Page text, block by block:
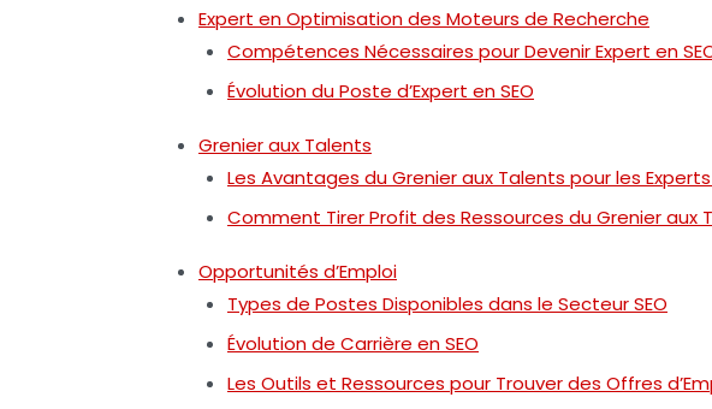
Expert en Optimisation des Moteurs de Recherche
Compétences Nécessaires pour Devenir Expert en
Évolution du Poste d’Expert en SEO
Grenier aux Talents
Les Avantages du Grenier aux Talents pour les Experts
Comment Tirer Profit des Ressources du Grenier aux
Opportunités d’Emploi
Types de Postes Disponibles dans le Secteur SEO
Évolution de Carrière en SEO
Les Outils et Ressources pour Trouver des Offres